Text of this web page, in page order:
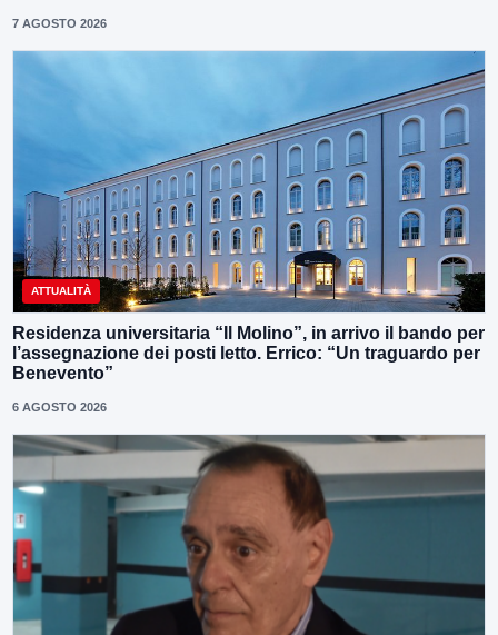
7 AGOSTO 2026
ATTUALITÀ
Residenza universitaria “Il Molino”, in arrivo il bando per
l’assegnazione dei posti letto. Errico: “Un traguardo per
Benevento”
6 AGOSTO 2026